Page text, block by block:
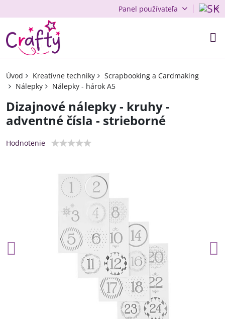
Panel používateľa
Úvod Kreatívne techniky
Scrapbooking a Cardmaking
Nálepky
Nálepky - hárok A5
Dizajnové nálepky - kruhy -
adventné čísla - strieborné
Hodnotenie